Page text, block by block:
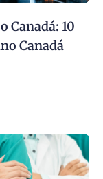
Canadá: 10
Canadá